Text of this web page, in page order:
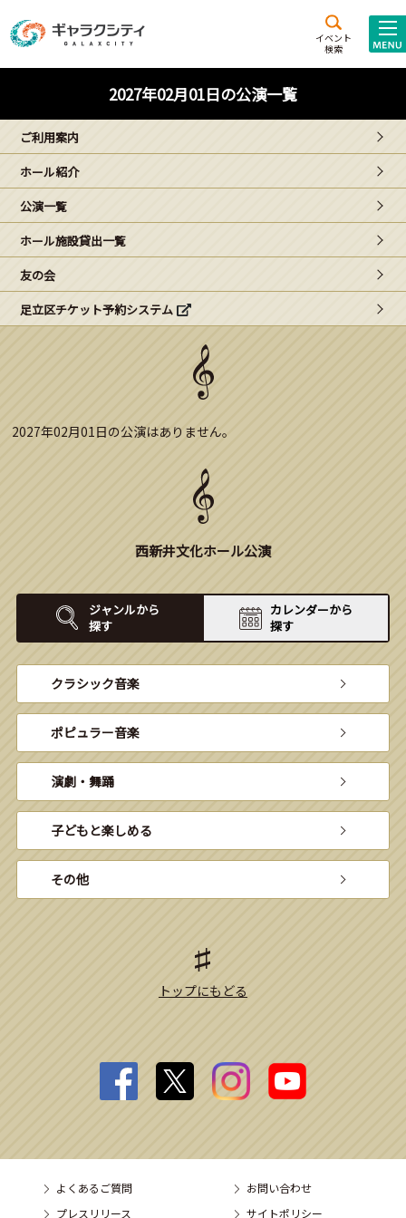
イベント
検索
施設案内
西新井
文化ホール
ギャラクシティとは
こどもみーてぃんぐ
Gがくえん
ブランドからのお知らせ
2027年02月01日の公演一覧
ご利用案内
ホール紹介
公演一覧
ホール施設貸出一覧
友の会
足立区チケット予約システム
2027年02月01日の公演はありません。
西新井文化ホール公演
ジャンルから
探す
カレンダーから
探す
クラシック音楽
ポピュラー音楽
演劇・舞踊
子どもと楽しめる
その他
トップにもどる
よくあるご質問
お問い合わせ
プレスリリース
サイトポリシー